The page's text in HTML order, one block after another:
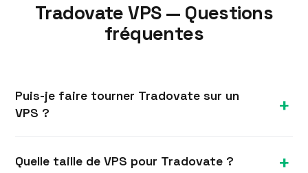
Tradovate VPS — Questions
fréquentes
Puis-je faire tourner Tradovate sur un
VPS ?
Tradovate (ou la plateforme navigateur) sur un
Quelle taille de VPS pour Tradovate ?